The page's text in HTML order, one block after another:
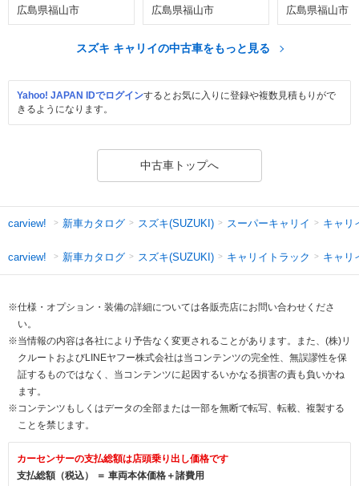
広島県福山市 広島県福山市 広島県福山市
スズキ キャリイの中古車をもっと見る
Yahoo! JAPAN IDでログインするとお気に入りに登録や複数見積もりがで
きるようになります。
中古車トップへ
carview! 新車カタログ スズキ(SUZUKI) スーパーキャリイ キャリ
carview! 新車カタログ スズキ(SUZUKI) キャリイトラック キャリ
※仕様・オプション・装備の詳細については各販売店にお問い合わせくださ
い。
※当情報の内容は各社により予告なく変更されることがあります。また、(株)リ
クルートおよびLINEヤフー株式会社は当コンテンツの完全性、無誤謬性を保
証するものではなく、当コンテンツに起因するいかなる損害の責も負いかね
ます。
※コンテンツもしくはデータの全部または一部を無断で転写、転載、複製する
ことを禁じます。
カーセンサーの支払総額は店頭乗り出し価格です
支払総額（税込） ＝ 車両本体価格＋諸費用